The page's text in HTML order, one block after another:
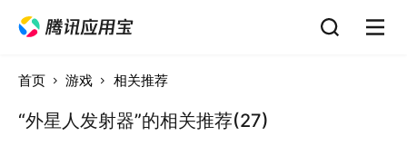
首页 游戏 相关推荐
“外星人发射器”的相关推荐(27)